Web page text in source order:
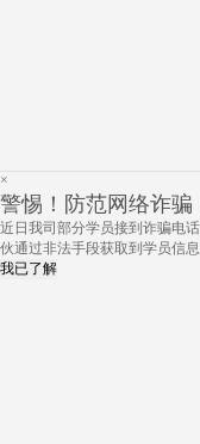
×
警惕！防范网络诈骗
近日我司部分学员接到诈骗电
伙通过非法手段获取到学员信
我已了解